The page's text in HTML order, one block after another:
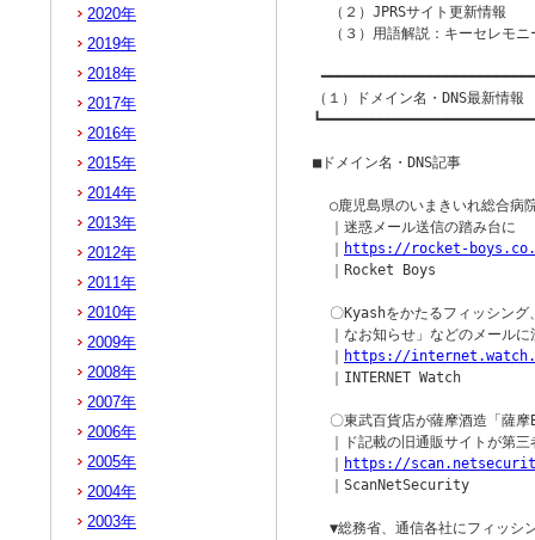
  （２）JPRSサイト更新情報
（３）用語解説：キーセレモニ
（１）ドメイン名・DNS最新情報
■ドメイン名・DNS記事
○鹿児島県のいまきいれ総合病
  ｜迷惑メール送信の踏み台に
https://rocket-
  ｜Rocket Boys
〇Kyashをかたるフィッシング
｜なお知らせ」などのメールに
https://
  ｜INTERNET Watch
〇東武百貨店が薩摩酒造「薩
｜ド記載の旧通販サイトが第
https://
  ｜ScanNetSecurity
▼総務省、通信各社にフィッシ
2020年
2019年
2018年
2017年
2016年
2015年
2014年
2013年
2012年
2011年
2010年
2009年
2008年
2007年
2006年
2005年
2004年
2003年